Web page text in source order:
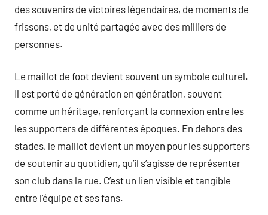
des souvenirs de victoires légendaires, de moments de
frissons, et de unité partagée avec des milliers de
personnes.
Le maillot de foot devient souvent un symbole culturel.
Il est porté de génération en génération, souvent
comme un héritage, renforçant la connexion entre les
les supporters de différentes époques. En dehors des
stades, le maillot devient un moyen pour les supporters
de soutenir au quotidien, qu’il s’agisse de représenter
son club dans la rue. C’est un lien visible et tangible
entre l’équipe et ses fans.